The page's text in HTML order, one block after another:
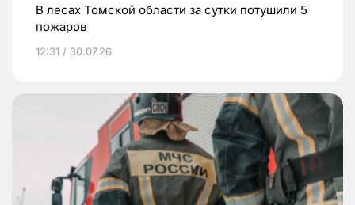
В лесах Томской области за сутки потушили 5
пожаров
12:31 / 30.07.26